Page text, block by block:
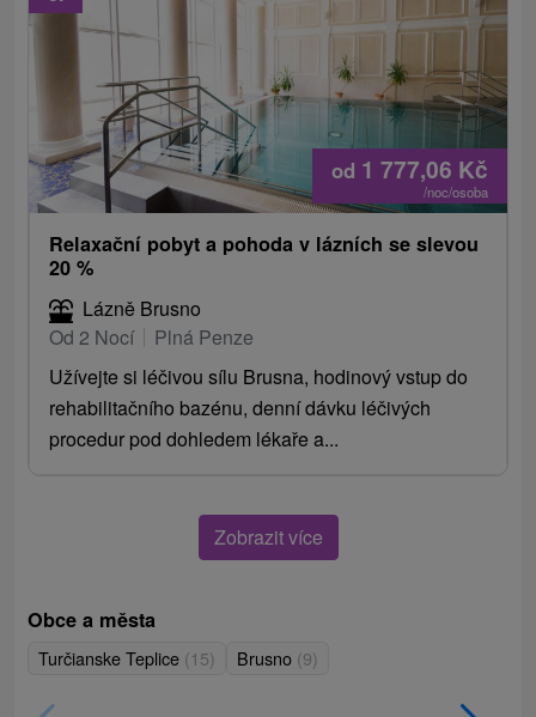
od 1 777,06 Kč
/noc/osoba
Relaxační pobyt a pohoda v lázních se slevou
20 %
Lázně Brusno
Od 2 Nocí
Plná Penze
Užívejte si léčivou sílu Brusna, hodinový vstup do
rehabilitačního bazénu, denní dávku léčivých
procedur pod dohledem lékaře a...
Zobrazit více
Obce a města
Turčianske Teplice (15) Brusno (9)